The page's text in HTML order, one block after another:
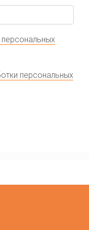
персональных